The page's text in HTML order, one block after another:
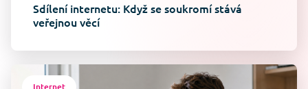
Sdílení internetu: Když se soukromí stává
veřejnou věcí